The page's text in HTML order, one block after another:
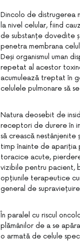
Dincolo de distrugerea
la nivel celular, fiind
de substanțe dovedite
penetra membrana
Deși organismul uman
repetat al acestor
acumulează treptat în
celulele pulmonare să
Natura deosebit de
receptori de durere în
să crească nestânjenite
timp înainte de apariția
toracice acute,
vizibile pentru pacient,
opțiunile terapeutice
general de
În paralel cu riscul
plămânilor de a se
o armată de celule